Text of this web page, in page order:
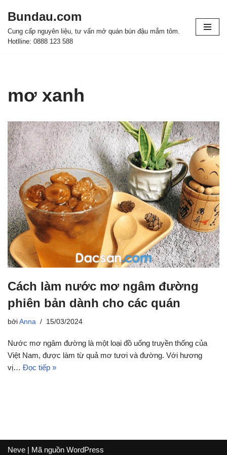
Chuyển
tới
Bundau.com
Cung cấp nguyên liệu, tư vấn mở quán bún đậu mắm tôm.
Hotlline: 0888 123 588
mơ xanh
Cách làm nước mơ ngâm đường
phiên bản dành cho các quán
bởi Anna 15/03/2024
Nước mơ ngâm đường là một loại đồ uống truyền thống của
Việt Nam, được làm từ quả mơ tươi và đường. Với hương
vị… Đọc tiếp »
Neve | Mã nguồn WordPress